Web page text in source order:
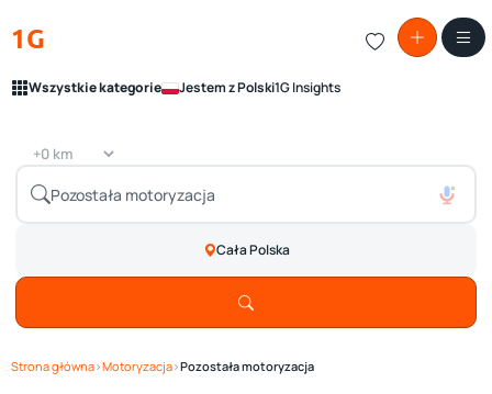
1G
Wszystkie kategorie Jestem z Polski1G Insights
Cała Polska
Strona główna›Motoryzacja›Pozostała motoryzacja